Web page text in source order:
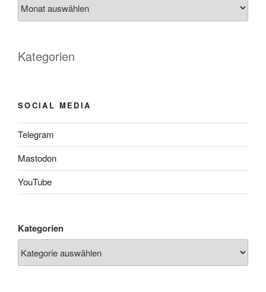
Kategorien
SOCIAL MEDIA
Telegram
Mastodon
YouTube
Kategorien